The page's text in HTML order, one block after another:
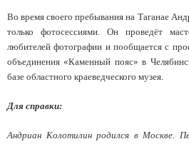
Во время своего пребывания на Таганае
только фотосессиями. Он проведёт
любителей фотографии и пообщается с
объединения «Каменный пояс» в
базе областного краеведческого музея.
Для справки:
Андриан Колотилин родился в Москве.